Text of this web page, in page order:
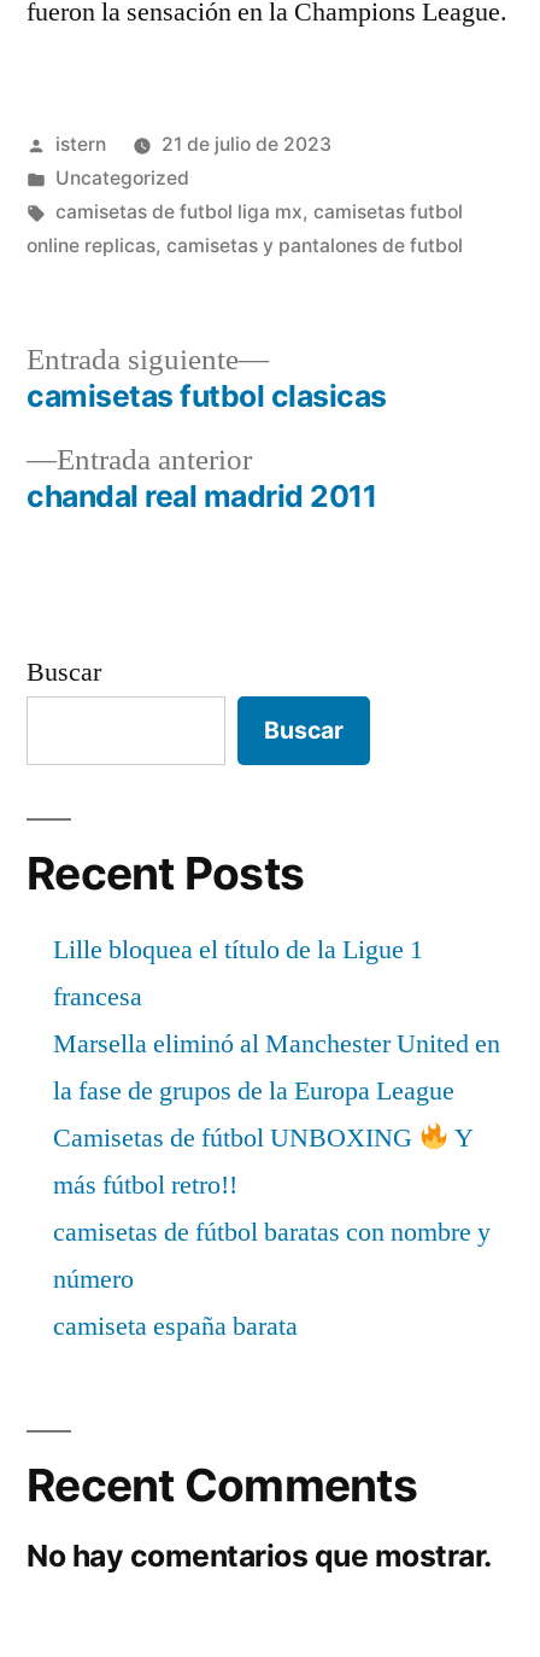
fueron la sensación en la Champions League.
Publicado
por
istern
21 de julio de 2023
Publicado
en
Uncategorized
Etiquetas:
camisetas de futbol liga mx, camisetas futbol
online replicas, camisetas y pantalones de futbol
Navegación
deEntrada anteriorEntrada
anterior:
chandal real madrid 2011
Entrada siguiente
Entrada
siguiente:
camisetas futbol clasicas
Buscar
Buscar
Recent Posts
Lille bloquea el título de la Ligue 1
francesa
Marsella eliminó al Manchester United en
la fase de grupos de la Europa League
Camisetas de fútbol UNBOXING
Y
más fútbol retro!!
camisetas de fútbol baratas con nombre y
número
camiseta españa barata
Recent Comments
No hay comentarios que mostrar.